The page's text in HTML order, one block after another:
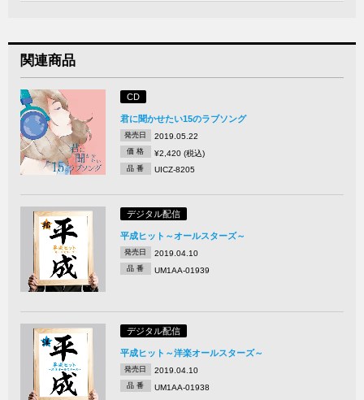
関連商品
CD
君に聞かせたい15のラブソング
発売日 2019.05.22
価 格 ¥2,420 (税込)
品 番 UICZ-8205
デジタル配信
平成ヒット～オールスターズ～
発売日 2019.04.10
品 番 UM1AA-01939
デジタル配信
平成ヒット～洋楽オールスターズ～
発売日 2019.04.10
品 番 UM1AA-01938